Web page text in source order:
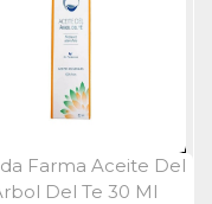
Vista Rápida
Farma Aceite Del
Del Te 30 Ml